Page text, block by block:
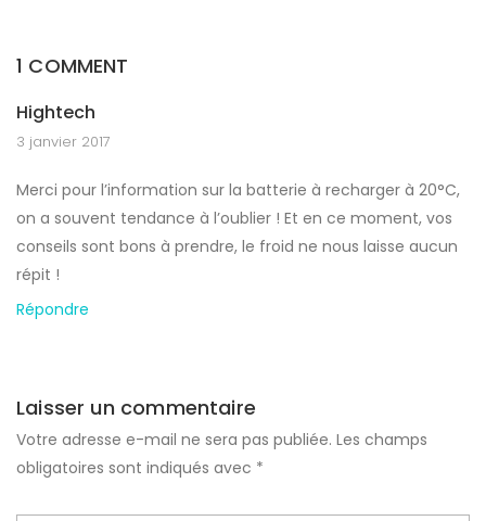
1 COMMENT
Hightech
3 janvier 2017
Merci pour l’information sur la batterie à recharger à 20°C,
on a souvent tendance à l’oublier ! Et en ce moment, vos
conseils sont bons à prendre, le froid ne nous laisse aucun
répit !
Répondre
Laisser un commentaire
Votre adresse e-mail ne sera pas publiée. Les champs
obligatoires sont indiqués avec *